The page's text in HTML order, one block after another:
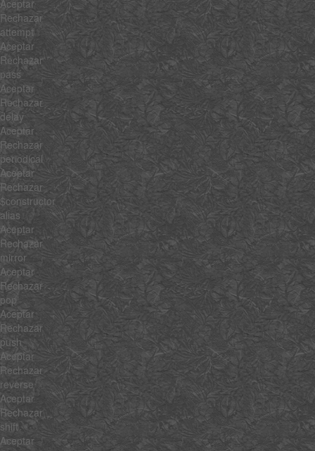
Aceptar
Rechazar
attempt
Aceptar
Rechazar
pass
Aceptar
Rechazar
delay
Aceptar
Rechazar
periodical
Aceptar
Rechazar
$constructor
alias
Aceptar
Rechazar
mirror
Aceptar
Rechazar
pop
Aceptar
Rechazar
push
Aceptar
Rechazar
reverse
Aceptar
Rechazar
shift
Aceptar